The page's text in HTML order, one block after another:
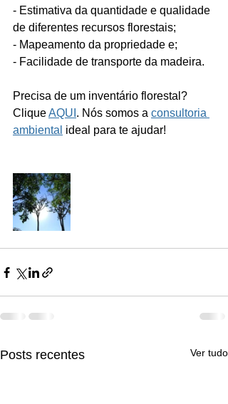
- Estimativa da quantidade e qualidade
de diferentes recursos florestais;
- Mapeamento da propriedade e;
- Facilidade de transporte da madeira.
Precisa de um inventário florestal?
Clique AQUI . Nós somos a consultoria
ambiental ideal para te ajudar!
Posts recentes Ver tudo